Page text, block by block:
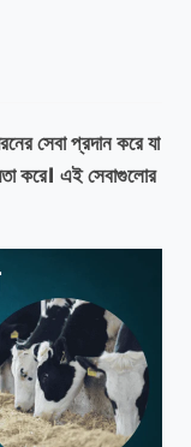
সেবা প্রদান করে যা
করে। এই সেবাগুলোর